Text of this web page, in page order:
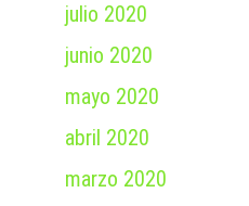
julio 2020
junio 2020
mayo 2020
abril 2020
marzo 2020